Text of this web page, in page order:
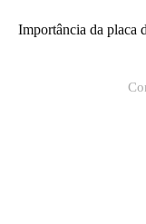
Importância da placa